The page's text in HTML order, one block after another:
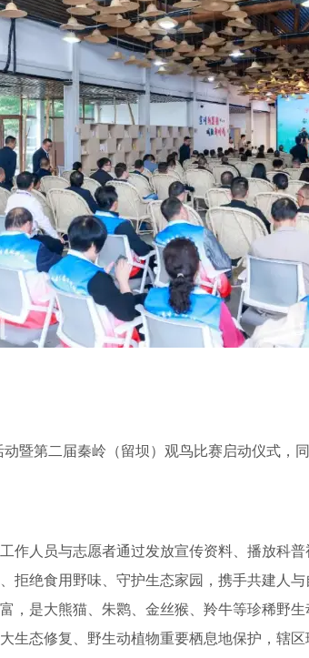
动暨第二届秦岭（留坝）观鸟比赛启动仪式，
作人员与志愿者通过发放宣传资料、播放科
拒绝食用野味、守护生态家园，携手共建人与
，是大熊猫、朱鹮、金丝猴、羚牛等珍稀野
生态修复、野生动植物重要栖息地保护，辖